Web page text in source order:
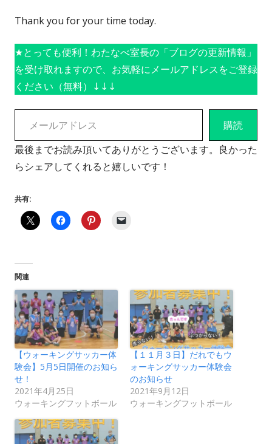
Thank you for your time today.
★とっても便利！わたなべ室長の「ブログの更新情報」
を受け取れますので、お気軽にメールアドレスをご登録
ください（無料）↓↓↓
メールアドレス
購読
最後までお読み頂いてありがとうございます。良かった
らシェアしてくれると嬉しいです！
共有:
関連
【ウォーキングサッカー体
験会】5月5日開催のお知ら
せ！
2021年4月25日
ウォーキングフットボール
【１１月３日】だれでもウ
ォーキングサッカー体験会
のお知らせ
2021年9月12日
ウォーキングフットボール